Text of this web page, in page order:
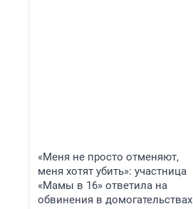
«Меня не просто отменяют,
меня хотят убить»: участница
«Мамы в 16» ответила на
обвинения в домогательствах